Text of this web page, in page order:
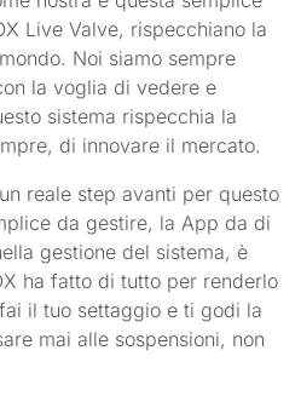
Live Valve, rispecchiano la
Noi siamo sempre
la voglia di vedere e
sistema rispecchia la
di innovare il mercato.
reale step avanti per questo
da gestire, la App da di
gestione del sistema, è
ha fatto di tutto per renderlo
il tuo settaggio e ti godi la
mai alle sospensioni, non